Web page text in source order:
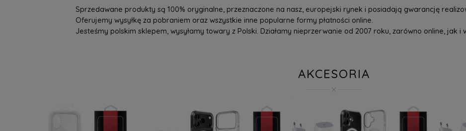
Sprzedawane produkty są 100% oryginalne, przeznaczone na nasz, europejski rynek i posiadają gwarancję
Oferujemy wysyłkę za pobraniem oraz wszystkie inne popularne formy płatności online.
Jesteśmy polskim sklepem, wysyłamy towary z Polski. Działamy nieprzerwanie od 2007 roku, zarówno online, jak i
AKCESORIA